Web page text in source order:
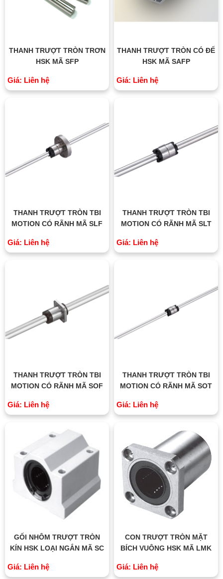
THANH TRƯỢT TRÒN TRƠN
HSK MÃ SFP
Giá: Liên hệ
THANH TRƯỢT TRÒN CÓ ĐẾ
HSK MÃ SAFP
Giá: Liên hệ
THANH TRƯỢT TRÒN TBI
MOTION CÓ RÃNH MÃ SLF
Giá: Liên hệ
THANH TRƯỢT TRÒN TBI
MOTION CÓ RÃNH MÃ SLT
Giá: Liên hệ
THANH TRƯỢT TRÒN TBI
MOTION CÓ RÃNH MÃ SOF
Giá: Liên hệ
THANH TRƯỢT TRÒN TBI
MOTION CÓ RÃNH MÃ SOT
Giá: Liên hệ
GỐI NHÔM TRƯỢT TRÒN
KÍN HSK LOẠI NGẮN MÃ SC
Giá: Liên hệ
CON TRƯỢT TRÒN MẶT
BÍCH VUÔNG HSK MÃ LMK
Giá: Liên hệ